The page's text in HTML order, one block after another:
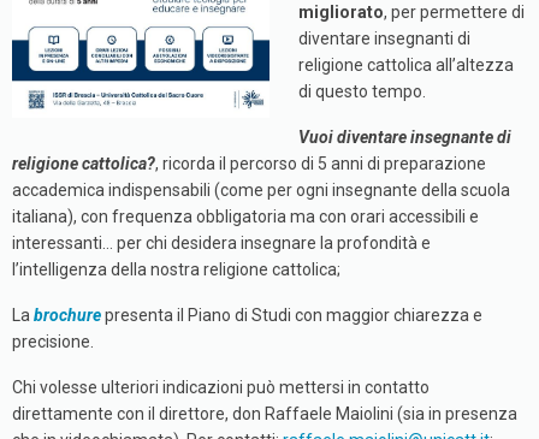
migliorato, per permettere di
diventare insegnanti di
religione cattolica all’altezza
di questo tempo.
Vuoi diventare insegnante di
religione cattolica?, ricorda il percorso di 5 anni di preparazione
accademica indispensabili (come per ogni insegnante della scuola
italiana), con frequenza obbligatoria ma con orari accessibili e
interessanti… per chi desidera insegnare la profondità e
l’intelligenza della nostra religione cattolica;
La brochurepresenta il Piano di Studi con maggior chiarezza e
precisione.
Chi volesse ulteriori indicazioni può mettersi in contatto
direttamente con il direttore, don Raffaele Maiolini (sia in presenza